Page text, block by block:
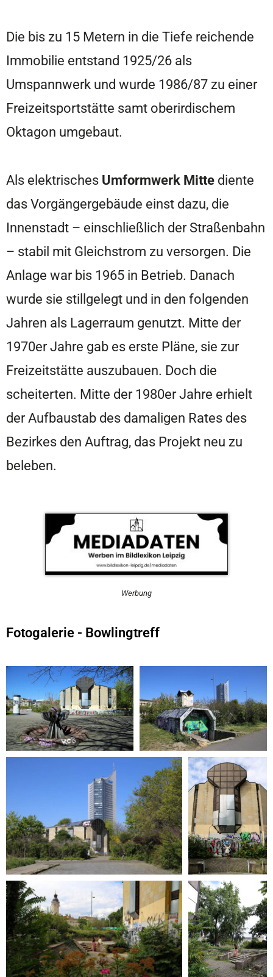
Die bis zu 15 Metern in die Tiefe reichende
Immobilie entstand 1925/26 als
Umspannwerk und wurde 1986/87 zu einer
Freizeitsportstätte samt oberirdischem
Oktagon umgebaut.
Als elektrisches Umformwerk Mitte diente
das Vorgängergebäude einst dazu, die
Innenstadt – einschließlich der Straßenbahn
– stabil mit Gleichstrom zu versorgen. Die
Anlage war bis 1965 in Betrieb. Danach
wurde sie stillgelegt und in den folgenden
Jahren als Lagerraum genutzt. Mitte der
1970er Jahre gab es erste Pläne, sie zur
Freizeitstätte auszubauen. Doch die
scheiterten. Mitte der 1980er Jahre erhielt
der Aufbaustab des damaligen Rates des
Bezirkes den Auftrag, das Projekt neu zu
beleben.
Werbung
Fotogalerie - Bowlingtreff